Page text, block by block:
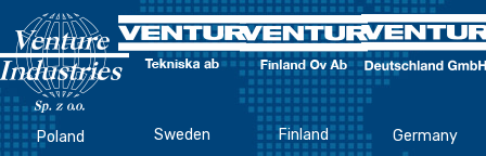
Poland Sweden Finland Germany